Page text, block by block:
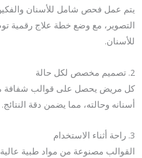
يتم عمل فحص شامل للأسنان
التصوير، مع وضع خطة علاج رقمية
للأسنان.
2. تصميم مخصص لكل حالة
كل مريض يحصل على قوالب شفافة
أسنانه وحالته، مما يضمن دقة النتائج.
3. راحة أثناء الاستخدام
القوالب مصنوعة من مواد طبية عالية